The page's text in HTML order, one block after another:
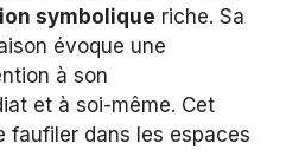
symbolique riche. Sa
évoque une
à son
et à soi-même. Cet
faufiler dans les espaces